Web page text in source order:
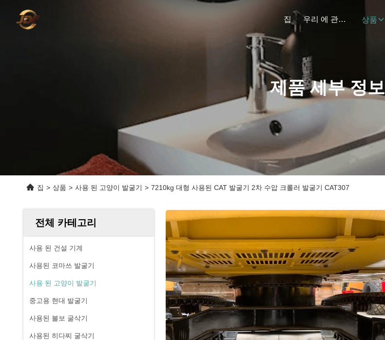
집 우리 에 관한 것 상품
제품 세부 정보
집 > 상품 > 사용 된 고양이 발굴기 > 7210kg 대형 사용된 CAT 발굴기 2차 수압 크롤러 발굴기 CAT307
전체 카테고리
사용 된 건설 기계
사용된 코마쓰 발굴기
사용 된 고양이 발굴기
중고용 현대 발굴기
사용된 볼보 굴삭기
사용된 히다찌 굴삭기